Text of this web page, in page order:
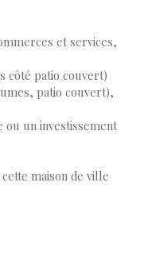
et services,
côté patio couvert)
patio couvert),
ou un investissement
maison de ville